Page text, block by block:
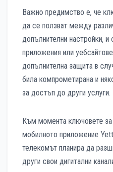
Важно предимство е, че
да се ползват между
допълнителни настройки, и
приложения или
допълнителна защита в
била компрометирана и
за достъп до други услуги.
Към момента ключовете
мобилното приложение
телекомът планира да
други свои дигитални